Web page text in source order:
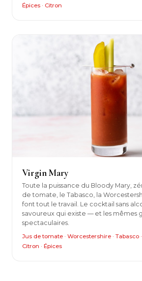
Épices · Citron
Virgin Mary
Toute la puissance du Bloody Mary,
de tomate, le Tabasco, la
font tout le travail. Le cocktail sans
savoureux qui existe — et les mêmes
spectaculaires.
Jus de tomate · Worcestershire · Tabasco
Citron · Épices